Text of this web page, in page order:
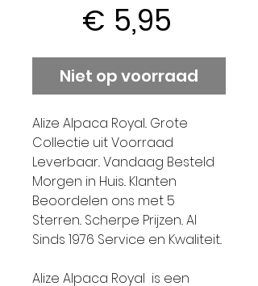
€ 5,95
Niet op voorraad
Alize Alpaca Royal.. Grote
Collectie uit Voorraad
Leverbaar.. Vandaag Besteld
Morgen in Huis.. Klanten
Beoordelen ons met 5
Sterren.. Scherpe Prijzen.. Al
Sinds 1976 Service en Kwaliteit..
Alize Alpaca Royal is een